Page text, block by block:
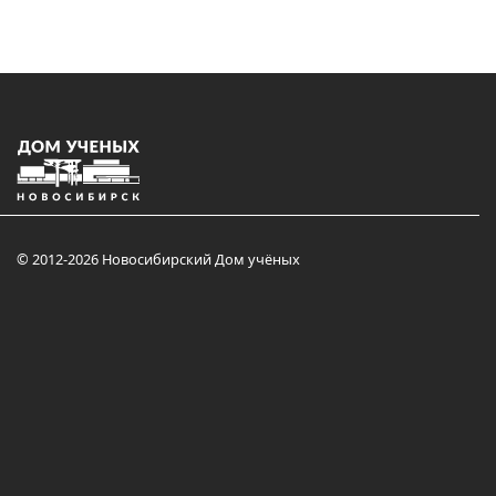
© 2012-2026 Новосибирский Дом учёных